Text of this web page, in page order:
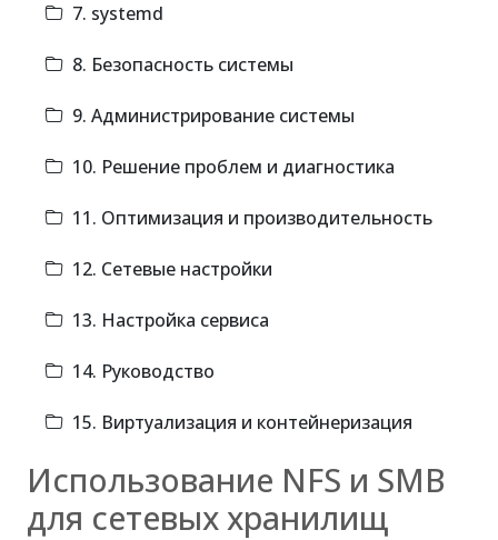
7. systemd
8. Безопасность системы
9. Администрирование системы
10. Решение проблем и диагностика
11. Оптимизация и производительность
12. Сетевые настройки
13. Настройка сервиса
14. Руководство
15. Виртуализация и контейнеризация
Использование NFS и SMB
для сетевых хранилищ